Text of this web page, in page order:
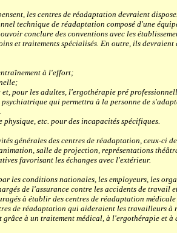
les centres de réadaptation devraient
technique de réadaptation composé d'une
conclure des conventions avec les
et traitements spécialisés. En outre, ils devraient
à l'effort;
les adultes, l'ergothérapie pré
qui permettra à la personne de
etc. pour des incapacités spécifiques.
générales des centres de réadaptation, ceux-ci
salle de projection, représentations
favorisant les échanges avec l'extérieur.
les conditions nationales, les employeurs, les
de l'assurance contre les accidents de travail
à établir des centres de réadaptation
de réadaptation qui aideraient les travailleurs à
à un traitement médical, à l'ergothérapie et à